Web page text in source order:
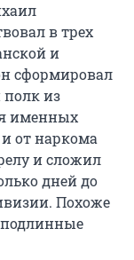
в трех
и
сформировал
полк из
именных
от наркома
и сложил
дней до
Похоже